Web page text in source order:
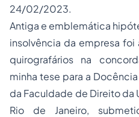
24/02/2023.
Antiga e emblemática
insolvência da empresa
quirografários na
minha tese para a
da Faculdade de Direito da
Rio de Janeiro,